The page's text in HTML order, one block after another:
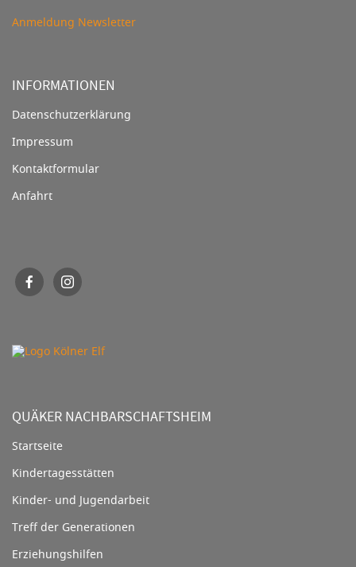
Anmeldung Newsletter
INFORMATIONEN
Datenschutzerklärung
Impressum
Kontaktformular
Anfahrt
QUÄKER NACHBARSCHAFTSHEIM
Startseite
Kindertagesstätten
Kinder- und Jugendarbeit
Treff der Generationen
Erziehungshilfen